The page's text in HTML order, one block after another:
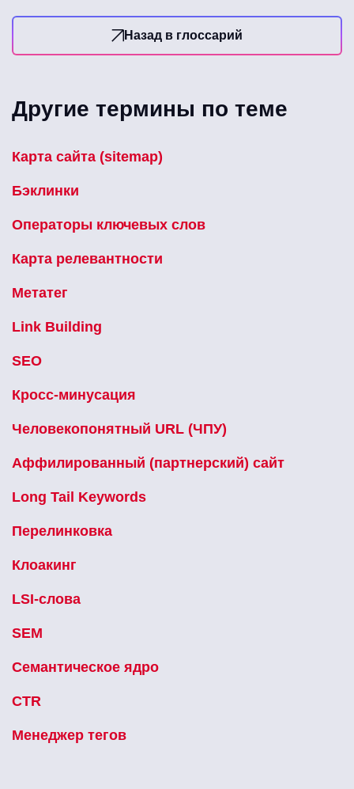
Назад в глоссарий
Другие термины по теме
Карта сайта (sitemap)
Бэклинки
Операторы ключевых слов
Карта релевантности
Метатег
Link Building
SEO
Кросс-минусация
Человекопонятный URL (ЧПУ)
Аффилированный (партнерский) сайт
Long Tail Keywords
Перелинковка
Клоакинг
LSI-слова
SEM
Семантическое ядро
CTR
Менеджер тегов